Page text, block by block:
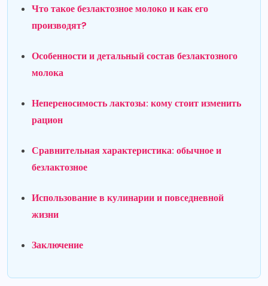
Что такое безлактозное молоко и как его
производят?
Особенности и детальный состав безлактозного
молока
Непереносимость лактозы: кому стоит изменить
рацион
Сравнительная характеристика: обычное и
безлактозное
Использование в кулинарии и повседневной
жизни
Заключение